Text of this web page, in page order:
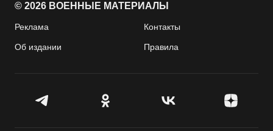
© 2026 ВОЕННЫЕ МАТЕРИАЛЫ
Реклама Контакты
Об издании Правила